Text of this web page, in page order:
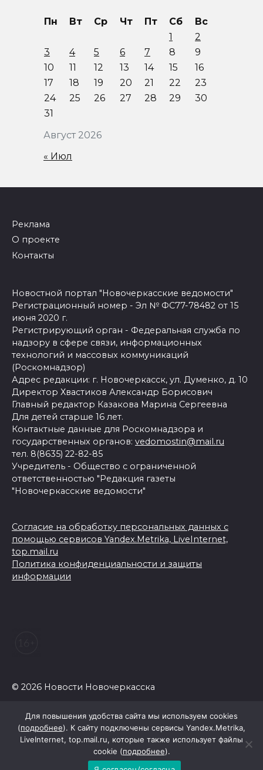
Август 2026
Пн Вт Ср Чт Пт Сб
Вс
1
2
3
4 5 6 7 8
9
10
11 12 13 14 15
16
17
18 19 20 21 22
23
24
25 26 27 28 29
30
31
« Июл
Реклама
О проекте
Контакты
Новостной портал "Новочеркасские ведомости"
Регистрационный номер - Эл № ФС77-78482 от 15
июня 2020 г.
Регистрирующий орган - Федеральная служба по
надзору в сфере связи, информационных
технологий и массовых коммуникаций
(Роскомнадзор)
Адрес редакции: г. Новочеркасск, ул. Думенко, д. 10
Директор Хвастиков Александр Борисович
Главный редактор Казакова Марина Сергеевна
Для детей старше 16 лет.
Контактные данные для Роскомнадзора и
государственных органов: vedomostin@mail.ru
тел. 8(8635) 22-82-85
Учредитель - Общество с ограниченной
ответственностью "Редакция газеты
"Новочеркасские ведомости"
Согласие на обработку персональных данных с
помощью сервисов Yandex.Metrika, LiveInternet,
top.mail.ru
Политика конфиденциальности и защиты
информации
© 2026 Новости Новочеркасска
Для повышения удобства сайта мы используем cookies
(подробнее). К сайту подключены сервисы Yandex.Metrika,
LiveInternet, top.mail.ru, которые также использует файлы
cookie (подробнее).